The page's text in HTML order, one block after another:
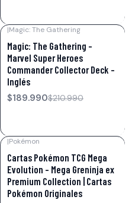
|Magic: The Gathering
Magic: The Gathering –
Marvel Super Heroes
Commander Collector Deck –
Inglés
$189.990$210.990
|Pokémon
Cartas Pokémon TCG Mega
Evolution – Mega Greninja ex
Premium Collection | Cartas
Pokémon Originales